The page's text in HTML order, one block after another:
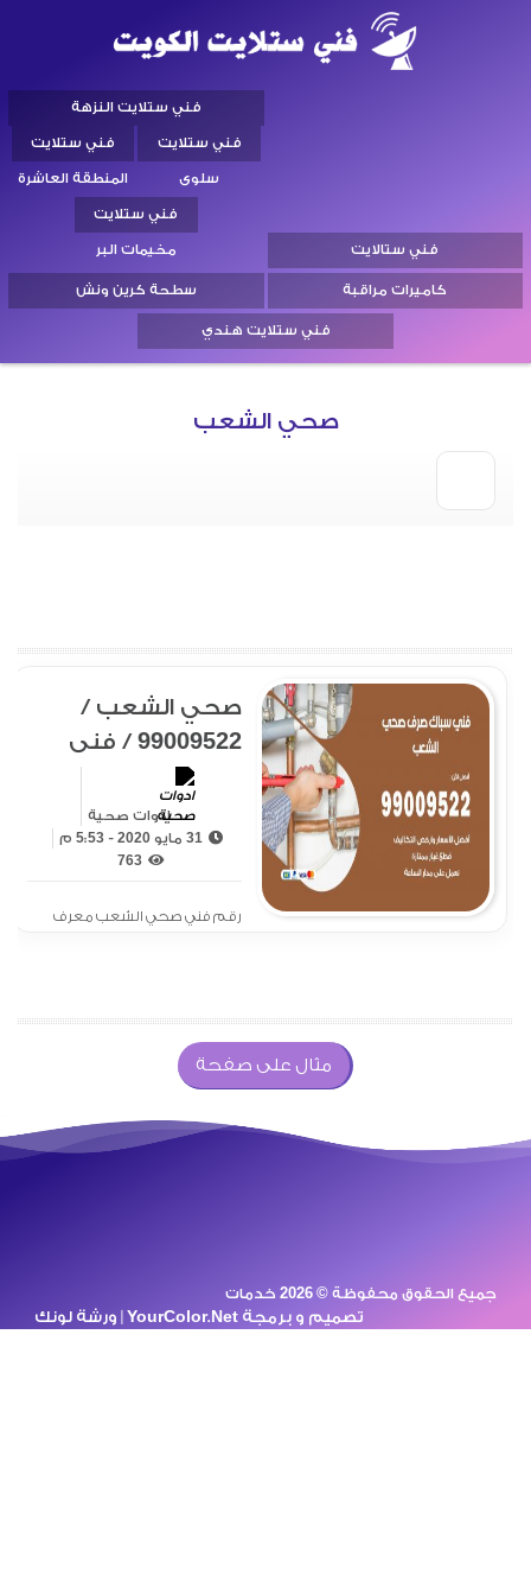
فني ستالايت
فني ستلايت النزهة
فني ستلايت
سلوى
فني ستلايت
المنطقة العاشرة
فني ستلايت
مخيمات البر
كاميرات مراقبة
سطحة كرين ونش
فني ستلايت هندي
صحي الشعب
صحي الشعب /
99009522 / فني
صحي / سباك /
ادوات صحية / رقم
صحي الشعب
ادوات صحية
31 مايو 2020 - 5:53 م
763
رقم فني صحي الشعب معرف
تنظيف غسيل خزانات يعمل لدى
شركتنا التي تقوم بتأمين
مجموعة من الكوادر العاملة في
مجال الصرف الصحي ادوات
اطقم الجمامات ومعداته
ومستلزماته،[ .. ]
مثال على صفحة
جميع الحقوق محفوظة © 2026 خدمات
تصميم و برمجة YourColor.Net | ورشة لونك